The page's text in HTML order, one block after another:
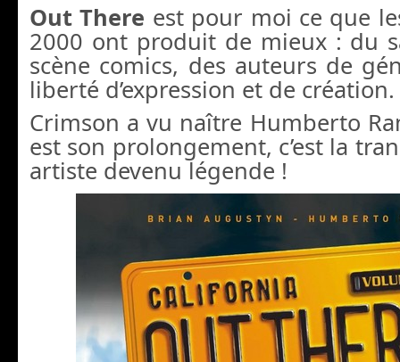
Out There est pour moi ce que
2000 ont produit de mieux : du
scène comics, des auteurs de
liberté d’expression et de création.
Crimson a vu naître Humberto
est son prolongement, c’est la
artiste devenu légende !